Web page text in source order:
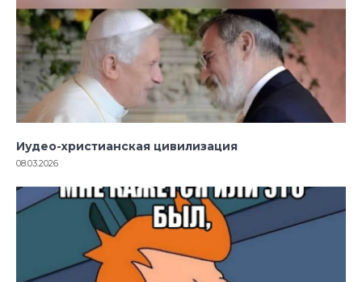
Иудео-христианская цивилизация
08.03.2026